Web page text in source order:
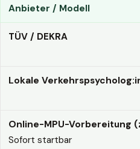
Anbieter / Modell
TÜV / DEKRA
Lokale
Online-MPU-Vorbereitung
Sofort startbar